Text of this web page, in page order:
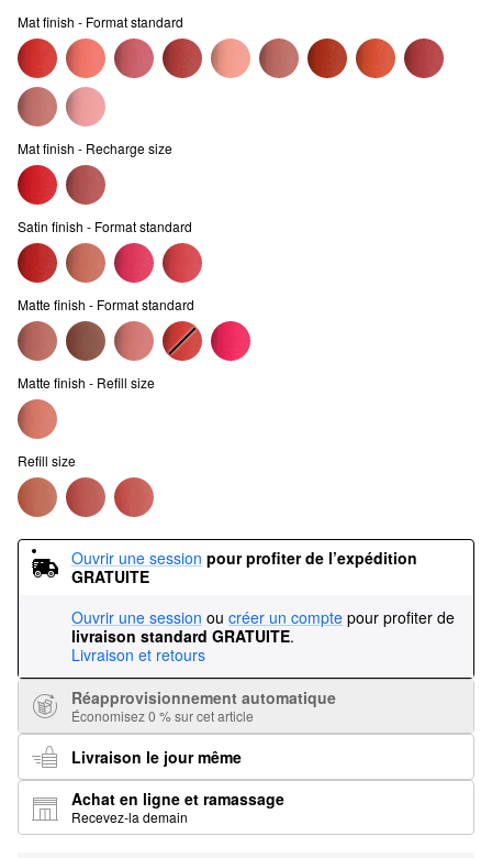
Mat finish - Format standard
Mat finish - Recharge size
Satin finish - Format standard
Matte finish - Format standard
Matte finish - Refill size
Refill size
Ouvrir une session pour profiter de l’expédition
GRATUITE
Ouvrir une session ou créer un compte pour profiter de
livraison standard GRATUITE.
Livraison et retours
Réapprovisionnement automatique
Économisez 0 % sur cet article
Livraison le jour même
Achat en ligne et ramassage
Recevez-la demain